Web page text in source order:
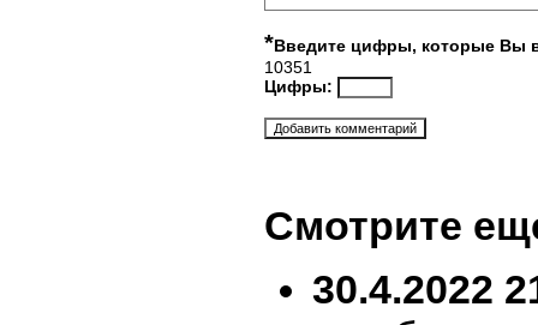
*Введите цифры, которые Вы
10351
Цифры:
Смотрите
30.4.2022